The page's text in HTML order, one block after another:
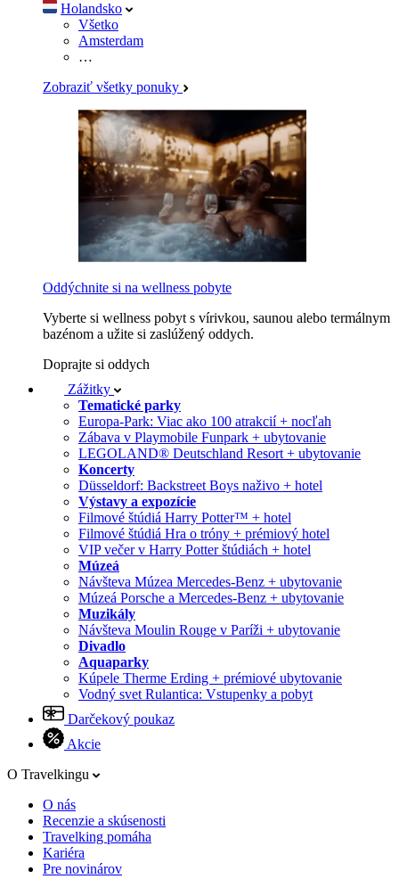
Holandsko
Všetko
Amsterdam
…
Zobraziť všetky ponuky
Oddýchnite si na wellness pobyte
Vyberte si wellness pobyt s vírivkou, saunou alebo termálnym
bazénom a užite si zaslúžený oddych.
Doprajte si oddych
Zážitky
Tematické parky
Europa-Park: Viac ako 100 atrakcií + nocľah
Zábava v Playmobile Funpark + ubytovanie
LEGOLAND® Deutschland Resort + ubytovanie
Koncerty
Düsseldorf: Backstreet Boys naživo + hotel
Výstavy a expozície
Filmové štúdiá Harry Potter™ + hotel
Filmové štúdiá Hra o tróny + prémiový hotel
VIP večer v Harry Potter štúdiách + hotel
Múzeá
Návšteva Múzea Mercedes-Benz + ubytovanie
Múzeá Porsche a Mercedes-Benz + ubytovanie
Muzikály
Návšteva Moulin Rouge v Paríži + ubytovanie
Divadlo
Aquaparky
Kúpele Therme Erding + prémiové ubytovanie
Vodný svet Rulantica: Vstupenky a pobyt
Darčekový poukaz
Akcie
O Travelkingu
O nás
Recenzie a skúsenosti
Travelking pomáha
Kariéra
Pre novinárov